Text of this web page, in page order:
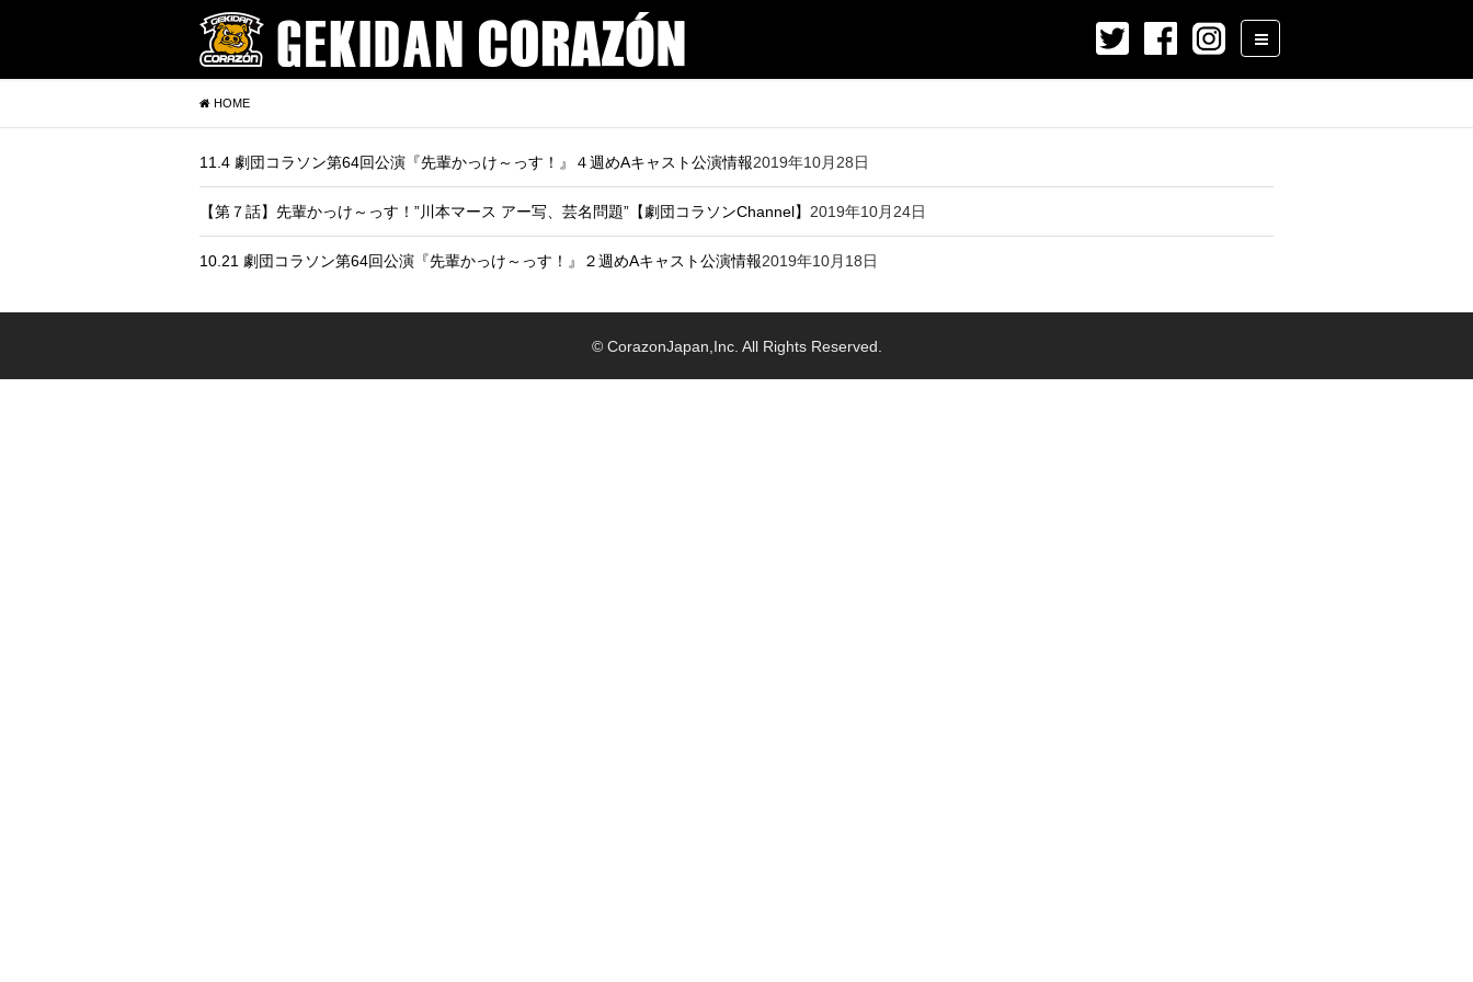
HOME
11.4 劇団コラソン第64回公演『先輩かっけ～っす！』４週めAキャスト公演情報2019年10月28日
【第７話】先輩かっけ～っす！”川本マース アー写、芸名問題”【劇団コラソンChannel】 2019年10月24日
10.21 劇団コラソン第64回公演『先輩かっけ～っす！』２週めAキャスト公演情報2019年10月18日
© CorazonJapan,Inc. All Rights Reserved.